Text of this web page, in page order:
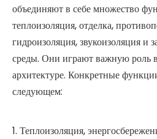
объединяют в себе множество
теплоизоляция, отделка,
гидроизоляция, звукоизоляция
среды. Они играют важную роль
архитектуре. Конкретные
следующем:
1. Теплоизоляция,